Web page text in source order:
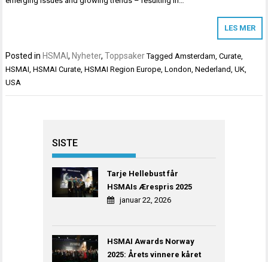
LES MER
Posted in HSMAI, Nyheter,Toppsaker TaggedAmsterdam,Curate,
HSMAI,HSMAI Curate,HSMAI Region Europe,London,Nederland,UK,
USA
SISTE
Tarje Hellebust får
HSMAIs Ærespris 2025
januar 22, 2026
HSMAI Awards Norway
2025: Årets vinnere kåret